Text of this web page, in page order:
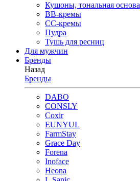
Кушоны, тональная основа
BB-кремы
CC-кремы
Пудра
Тушь для ресниц
Для мужчин
Бренды
Назад
Бренды
DABO
CONSLY
Coxir
EUNYUL
FarmStay
Grace Day
Forena
Inoface
Heona